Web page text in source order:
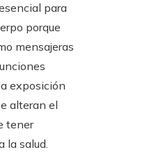
para
porque
mensajeras
exposición
alteran el
tener
la salud.